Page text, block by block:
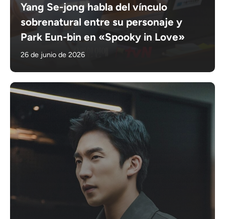
Yang Se-jong habla del vínculo
sobrenatural entre su personaje y
Park Eun-bin en «Spooky in Love»
26 de junio de 2026